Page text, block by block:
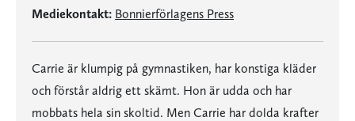
Mediekontakt: Bonnierförlagens Press
Carrie är klumpig på gymnastiken, har konstiga kläder
och förstår aldrig ett skämt. Hon är udda och har
mobbats hela sin skoltid. Men Carrie har dolda krafter